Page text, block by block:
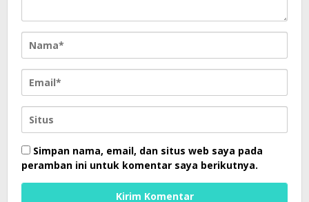
Simpan nama, email, dan situs web saya pada
peramban ini untuk komentar saya berikutnya.